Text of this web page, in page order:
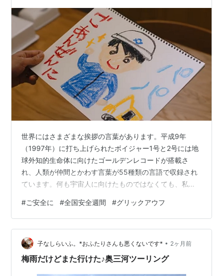
世界にはさまざまな挨拶の言葉があります。平成9年
（1997年）に打ち上げられたボイジャー1号と2号には地
球外知的生命体に向けたゴールデンレコードが搭載さ
れ、人類が仲間とかわす言葉が55種類の言語で収録され
ています。何も宇宙人に向けたものではなくても、私た
をするなど、挨拶は人と人とのコミュニケーションで重
要な役割を担っています。 ただ、日本語とは難しいもの
で、私は、社会人になってはじめて配属されたある部署
で、先輩社員に「御苦労様です」と言ったところ、烈火
のごとく叱られた記憶があります。なるほど、世の中に
#ご安全に #全国安全週間 #グリックアウフ
子なしらいふ。*おふたりさんも悪くないです* • 2ヶ月前
梅雨だけどまた行けた♪奥三河ツーリング